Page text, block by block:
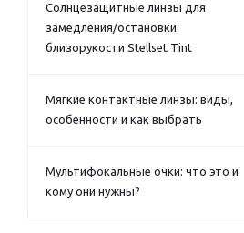
Солнцезащитные линзы для
замедления/остановки
близорукости Stellset Tint
Мягкие контактные линзы: виды,
особенности и как выбрать
Мультифокальные очки: что это и
кому они нужны?